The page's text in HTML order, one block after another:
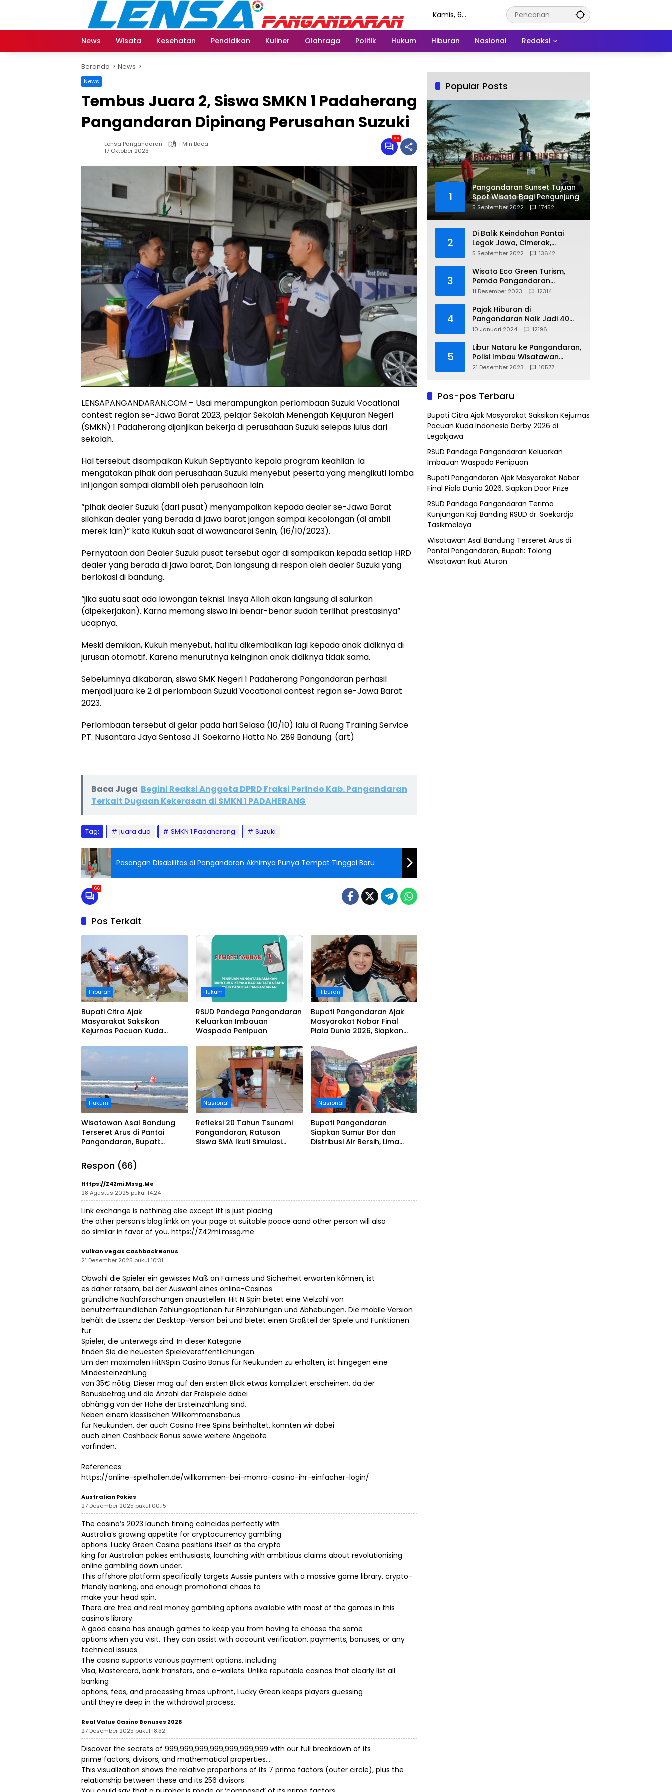
Kamis, 6
News
Wisata Kesehatan Pendidikan Kuliner Olahraga Politik Hukum Hiburan Nasional Redaksi
Beranda News
News
Tembus Juara 2, Siswa SMKN 1 Padaherang
Pangandaran Dipinang Perusahan Suzuki
Lensa Pangandaran
1 Min Baca
17 Oktober 2023
66
LENSAPANGANDARAN.COM – Usai merampungkan perlombaan Suzuki Vocational
contest region se-Jawa Barat 2023, pelajar Sekolah Menengah Kejujuran Negeri
(SMKN) 1 Padaherang dijanjikan bekerja di perusahaan Suzuki selepas lulus dari
sekolah.
Hal tersebut disampaikan Kukuh Septiyanto kepala program keahlian. Ia
mengatakan pihak dari perusahaan Suzuki menyebut peserta yang mengikuti lomba
ini jangan sampai diambil oleh perusahaan lain.
“pihak dealer Suzuki (dari pusat) menyampaikan kepada dealer se-Jawa Barat
silahkan dealer yang berada di jawa barat jangan sampai kecolongan (di ambil
merek lain)” kata Kukuh saat di wawancarai Senin, (16/10/2023).
Pernyataan dari Dealer Suzuki pusat tersebut agar di sampaikan kepada setiap HRD
dealer yang berada di jawa barat, Dan langsung di respon oleh dealer Suzuki yang
berlokasi di bandung.
“jika suatu saat ada lowongan teknisi. Insya Alloh akan langsung di salurkan
(dipekerjakan). Karna memang siswa ini benar-benar sudah terlihat prestasinya”
ucapnya.
Meski demikian, Kukuh menyebut, hal itu dikembalikan lagi kepada anak didiknya di
jurusan otomotif. Karena menurutnya keinginan anak didiknya tidak sama.
Sebelumnya dikabaran, siswa SMK Negeri 1 Padaherang Pangandaran perhasil
menjadi juara ke 2 di perlombaan Suzuki Vocational contest region se-Jawa Barat
2023.
Perlombaan tersebut di gelar pada hari Selasa (10/10) lalu di Ruang Training Service
PT. Nusantara Jaya Sentosa Jl. Soekarno Hatta No. 289 Bandung. (art)
Baca Juga Begini Reaksi Anggota DPRD Fraksi Perindo Kab. Pangandaran
Terkait Dugaan Kekerasan di SMKN 1 PADAHERANG
Tag: juara dua SMKN 1 Padaherang Suzuki
Pasangan Disabilitas di Pangandaran Akhirnya Punya Tempat Tinggal Baru
66
Pos Terkait
Hiburan
Bupati Citra Ajak
Masyarakat Saksikan
Kejurnas Pacuan Kuda
Legokjawa
Hukum
RSUD Pandega Pangandaran
Keluarkan Imbauan
Waspada Penipuan
Hiburan
Bupati Pangandaran Ajak
Masyarakat Nobar Final
Piala Dunia 2026, Siapkan
Hukum
Wisatawan Asal Bandung
Terseret Arus di Pantai
Pangandaran, Bupati:
Aturan
Nasional
Refleksi 20 Tahun Tsunami
Pangandaran, Ratusan
Siswa SMA Ikuti Simulasi
Nasional
Bupati Pangandaran
Siapkan Sumur Bor dan
Distribusi Air Bersih, Lima
Respon (66)
Https://Z42mi.mssg.me
28 Agustus 2025 pukul 14:24
Link exchange is nothinbg else except itt is just placing
the other person’s blog linkk on your page at suitable poace aand other person will also
do similar in favor of you. https://Z42mi.mssg.me
Vulkan Vegas Cashback Bonus
21 Desember 2025 pukul 10:31
Obwohl die Spieler ein gewisses Maß an Fairness und Sicherheit erwarten können, ist
es daher ratsam, bei der Auswahl eines online-Casinos
gründliche Nachforschungen anzustellen. Hit N Spin bietet eine Vielzahl von
benutzerfreundlichen Zahlungsoptionen für Einzahlungen und Abhebungen. Die mobile Version
behält die Essenz der Desktop-Version bei und bietet einen Großteil der Spiele und Funktionen
für
Spieler, die unterwegs sind. In dieser Kategorie
finden Sie die neuesten Spieleveröffentlichungen.
Um den maximalen HitNSpin Casino Bonus für Neukunden zu erhalten, ist hingegen eine
Mindesteinzahlung
von 35€ nötig. Dieser mag auf den ersten Blick etwas kompliziert erscheinen, da der
Bonusbetrag und die Anzahl der Freispiele dabei
abhängig von der Höhe der Ersteinzahlung sind.
Neben einem klassischen Willkommensbonus
für Neukunden, der auch Casino Free Spins beinhaltet, konnten wir dabei
auch einen Cashback Bonus sowie weitere Angebote
vorfinden.
References:
https://online-spielhallen.de/willkommen-bei-monro-casino-ihr-einfacher-login/
Australian Pokies
27 Desember 2025 pukul 00:15
The casino’s 2023 launch timing coincides perfectly with
Australia’s growing appetite for cryptocurrency gambling
options. Lucky Green Casino positions itself as the crypto
king for Australian pokies enthusiasts, launching with ambitious claims about revolutionising
online gambling down under.
This offshore platform specifically targets Aussie punters with a massive game library, crypto-
friendly banking, and enough promotional chaos to
make your head spin.
There are free and real money gambling options available with most of the games in this
casino’s library.
A good casino has enough games to keep you from having to choose the same
options when you visit. They can assist with account verification, payments, bonuses, or any
technical issues.
The casino supports various payment options, including
Visa, Mastercard, bank transfers, and e-wallets. Unlike reputable casinos that clearly list all
banking
options, fees, and processing times upfront, Lucky Green keeps players guessing
until they’re deep in the withdrawal process.
Real Value Casino Bonuses 2026
27 Desember 2025 pukul 18:32
Discover the secrets of 999,999,999,999,999,999,999 with our full breakdown of its
prime factors, divisors, and mathematical properties…
This visualization shows the relative proportions of its 7 prime factors (outer circle), plus the
relationship between these and its 256 divisors.
Popular Posts
1
Pangandaran Sunset Tujuan
Spot Wisata Bagi Pengunjung
5 September 2022 17452
2
Di Balik Keindahan Pantai
Legok Jawa, Cimerak,
Pangandaran
5 September 2022 13642
3
Wisata Eco Green Turism,
Pemda Pangandaran
Gandeng PLN
11 Desember 2023 12314
4
Pajak Hiburan di
Pangandaran Naik Jadi 40
Persen
10 Januari 2024 12196
5
Libur Nataru ke Pangandaran,
Polisi Imbau Wisatawan
Gunakan Jalur Arteri
21 Desember 2023 10577
Pos-pos Terbaru
Bupati Citra Ajak Masyarakat Saksikan Kejurnas
Pacuan Kuda Indonesia Derby 2026 di
Legokjawa
RSUD Pandega Pangandaran Keluarkan
Imbauan Waspada Penipuan
Bupati Pangandaran Ajak Masyarakat Nobar
Final Piala Dunia 2026, Siapkan Door Prize
RSUD Pandega Pangandaran Terima
Kunjungan Kaji Banding RSUD dr. Soekardjo
Tasikmalaya
Wisatawan Asal Bandung Terseret Arus di
Pantai Pangandaran, Bupati: Tolong
Wisatawan Ikuti Aturan